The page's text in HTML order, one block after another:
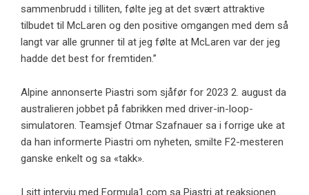
sammenbrudd i tilliten, følte jeg at det svært attraktive
tilbudet til McLaren og den positive omgangen med dem så
langt var alle grunner til at jeg følte at McLaren var der jeg
hadde det best for fremtiden.”
Alpine annonserte Piastri som sjåfør for 2023 2. august da
australieren jobbet på fabrikken med driver-in-loop-
simulatoren. Teamsjef Otmar Szafnauer sa i forrige uke at
da han informerte Piastri om nyheten, smilte F2-mesteren
ganske enkelt og sa «takk».
I sitt intervju med Formula1.com sa Piastri at reaksjonen